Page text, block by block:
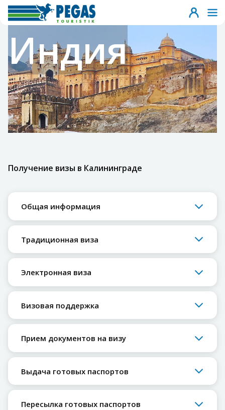
Индия
Получение визы в Калининграде
Общая информация
Традиционная виза
Электронная виза
Визовая поддержка
Прием документов на визу
Выдача готовых паспортов
Пересылка готовых паспортов